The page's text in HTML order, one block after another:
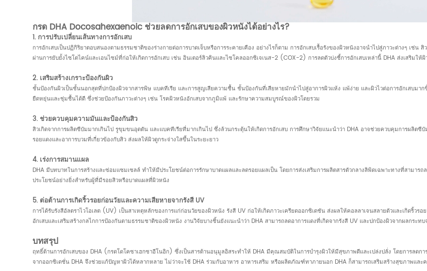
กรด DHA Docosahexaenoic ช่วยลดการอักเสบของผิวหนังได้อย่างไร?
1. การปรับเปลี่ยนเส้นทางการอักเสบ
การอักเสบเป็นปฏิกิริยาตอบสนองตามธรรมชาติของร่างกายต่อการบาดเจ็บหรือการระคายเคือง อย่างไรก็ตาม การอักเสบเรื้อรังของผิวหนังอาจนำไปสู่ภาวะต่างๆ เช่น
ผ่านการยับยั้งไซโตไคน์และเอนไซม์ที่ก่อให้เกิดการอักเสบ เช่น อินเตอร์ลิวคินและไซโคลออกซิเจเนส-2 (COX-2) การลดตัวบ่งชี้การอักเสบเหล่านี้ DHA ส่งเสริม
2. เสริมสร้างเกราะป้องกันผิว
ชั้นป้องกันผิวเป็นชั้นนอกสุดที่ปกป้องผิวจากสารพิษ แบคทีเรีย และการสูญเสียความชื้น ชั้นป้องกันที่เสียหายมักนำไปสู่อาการผิวแห้ง แพ้ง่าย และผิวไวต่อการอักเสบ
ยืดหยุ่นและชุ่มชื้นได้ดี ซึ่งช่วยป้องกันภาวะต่างๆ เช่น โรคผิวหนังอักเสบจากภูมิแพ้ และรักษาความสมบูรณ์ของผิวโดยรวม
3. ช่วยควบคุมความมันและป้องกันสิว
สิวเกิดจากการผลิตซีบัมมากเกินไป รูขุมขนอุดตัน และแบคทีเรียที่มากเกินไป ซึ่งล้วนกระตุ้นให้เกิดการอักเสบ การศึกษาวิจัยแนะนำว่า DHA อาจช่วยควบคุมการผลิต
รอยแดงและอาการบวมที่เกี่ยวข้องกับสิว ส่งผลให้ผิวดูกระจ่างใสขึ้นในระยะยาว
4. เร่งการสมานแผล
DHA มีบทบาทในการสร้างและซ่อมแซมเซลล์ ทำให้มีประโยชน์ต่อการรักษาบาดแผลและลดรอยแผลเป็น โดยการส่งเสริมการผลิตสารตัวกลางลิพิดเฉพาะทางที่สามาร
ประโยชน์อย่างยิ่งสำหรับผู้ที่มีรอยสิวหรือบาดแผลที่ผิวหนัง
5. ต่อต้านการเกิดริ้วรอยก่อนวัยและความเสียหายจากรังสี UV
การได้รับรังสีอัลตราไวโอเลต (UV) เป็นสาเหตุหลักของการแก่ก่อนวัยของผิวหนัง รังสี UV ก่อให้เกิดภาวะเครียดออกซิเดชัน ส่งผลให้คอลลาเจนสลายตัวและเกิดริ้ว
อักเสบและเสริมสร้างกลไกการป้องกันตามธรรมชาติของผิวหนัง งานวิจัยบางชิ้นยังแนะนำว่า DHA สามารถลดอาการแดงที่เกิดจากรังสี UV และปกป้องผิวจากผลกระท
บทสรุป
ฤทธิ์ต้านการอักเสบของ DHA (กรดโดโคซาเฮกซาอีโนอิก) ซึ่งเป็นสารต้านอนุมูลอิสระทำให้ DHA มีคุณสมบัติในการบำรุงผิวให้มีสุขภาพดีและเปล่งปลั่ง โดยการลดก
จากออกซิเดชั่น DHA จึงช่วยแก้ปัญหาผิวได้หลากหลาย ไม่ว่าจะใช้ DHA ร่วมกับอาหาร อาหารเสริม หรือผลิตภัณฑ์ทาภายนอก DHA ก็สามารถเสริมสร้างสุขภาพแล